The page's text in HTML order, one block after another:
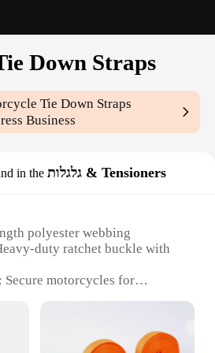
Down Straps
Tie Down Straps
Business
in the גלגלות & Tensioners
polyester webbing
duty ratchet buckle with
Secure motorcycles for
Trailers, truck beds, and
or Quantity: Adjustable